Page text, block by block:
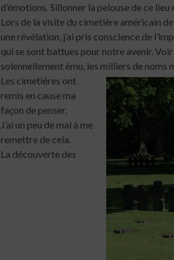
d’émotions. Sillonner la pelouse de ce lieu
Lors de la visite du cimetière américain
une révélation, j’ai pris conscience de
qui se sont battues pour notre avenir. Voir
solennellement ému, les milliers de noms
Les cimetières ont
remis en cause ma
façon de penser.
J’ai un peu de mal à me
remettre de cela.
La découverte des